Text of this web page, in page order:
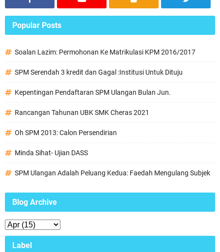
Popular Posts
Soalan Lazim: Permohonan Ke Matrikulasi KPM 2016/2017
SPM Serendah 3 kredit dan Gagal :Institusi Untuk Dituju
Kepentingan Pendaftaran SPM Ulangan Bulan Jun.
Rancangan Tahunan UBK SMK Cheras 2021
Oh SPM 2013: Calon Persendirian
Minda Sihat- Ujian DASS
SPM Ulangan Adalah Peluang Kedua: Faedah Mengulang Subjek
Blog Archive
Label